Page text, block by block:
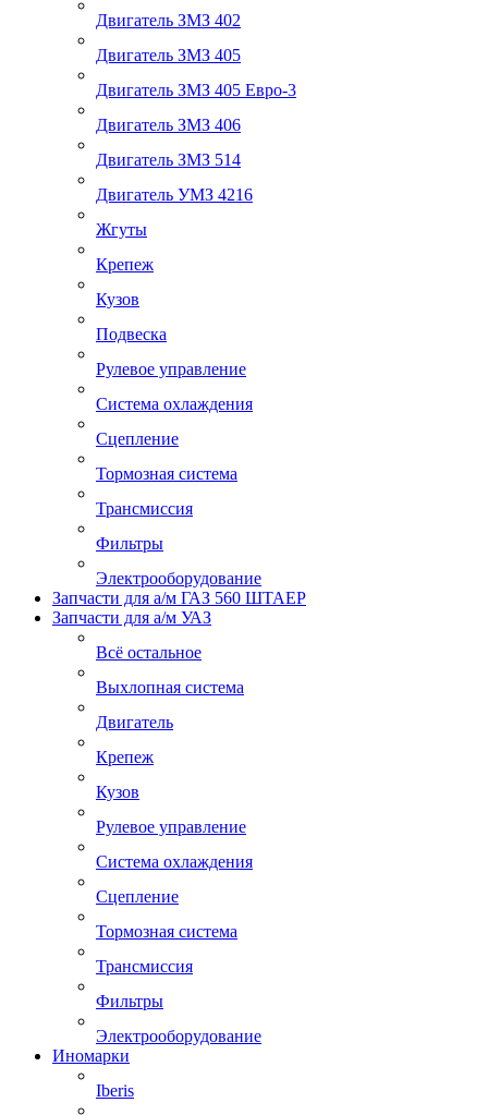
Двигатель ЗМЗ 402
Двигатель ЗМЗ 405
Двигатель ЗМЗ 405 Евро-3
Двигатель ЗМЗ 406
Двигатель ЗМЗ 514
Двигатель УМЗ 4216
Жгуты
Крепеж
Кузов
Подвеска
Рулевое управление
Система охлаждения
Сцепление
Тормозная система
Трансмиссия
Фильтры
Электрооборудование
Запчасти для а/м ГАЗ 560 ШТАЕР
Запчасти для а/м УАЗ
Всё остальное
Выхлопная система
Двигатель
Крепеж
Кузов
Рулевое управление
Система охлаждения
Сцепление
Тормозная система
Трансмиссия
Фильтры
Электрооборудование
Иномарки
Iberis